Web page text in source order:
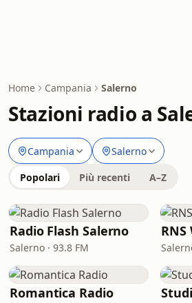
Home Campania Salerno
Stazioni radio a
Campania Salerno
Popolari Più recenti A–Z
Radio Flash Salerno
Salerno · 93.8 FM
RNS
Romantica Radio